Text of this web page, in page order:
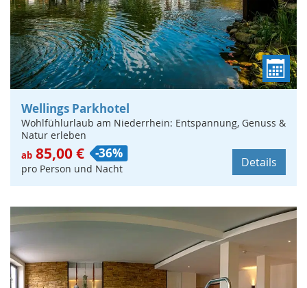
Wellings Parkhotel
Wohlfühlurlaub am Niederrhein: Entspannung, Genuss &
Natur erleben
ab 85,00 € -36%
pro Person und Nacht Details